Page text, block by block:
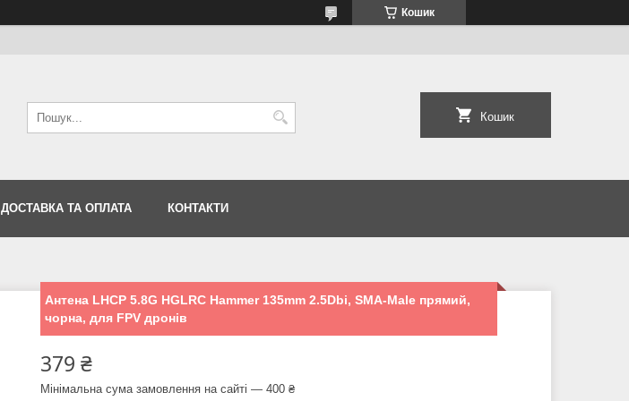
Кошик
Кошик
ДОСТАВКА ТА ОПЛАТА КОНТАКТИ
Антена LHCP 5.8G HGLRC Hammer 135mm 2.5Dbi, SMA-Male прямий,
чорна, для FPV дронів
379 ₴
Мінімальна сума замовлення на сайті — 400 ₴